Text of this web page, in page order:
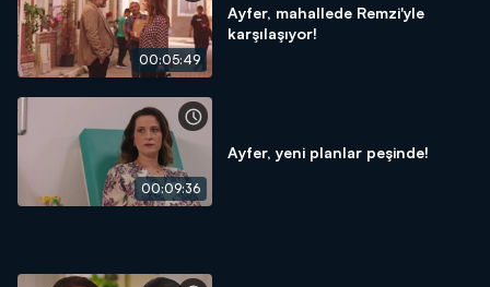
00:05:49
Ayfer, mahallede Remzi'yle
karşılaşıyor!
00:09:36
Ayfer, yeni planlar peşinde!